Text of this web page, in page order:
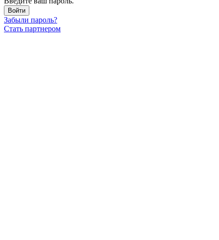
Забыли пароль?
Стать партнером